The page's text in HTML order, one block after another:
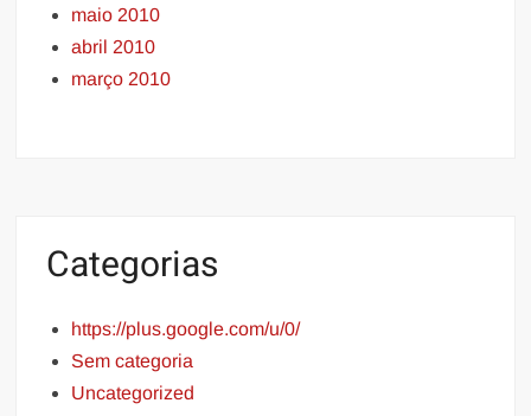
maio 2010
abril 2010
março 2010
Categorias
https://plus.google.com/u/0/
Sem categoria
Uncategorized